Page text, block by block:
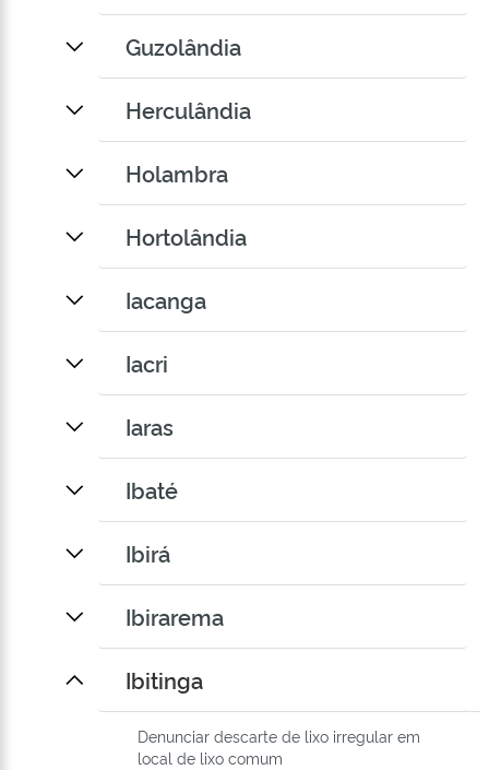
Guzolândia
Herculândia
Holambra
Hortolândia
Iacanga
Iacri
Iaras
Ibaté
Ibirá
Ibirarema
Ibitinga
Denunciar descarte de lixo irregular em
local de lixo comum